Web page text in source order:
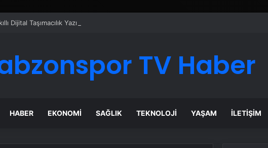
Taşımacılık Yazılımı
TV Haber
HABER EKONOMI SAĞLIK TEKNOLOJI YAŞAM İLETIŞIM